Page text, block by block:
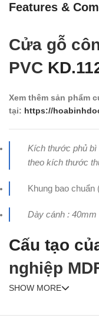
Features &
Cửa gỗ
PVC
Xem thêm sản phẩm
tại: https://
Kích thước phủ bì
theo kích thước
Khung bao chuẩn
Dày cánh : 40mm
Cấu tạo
nghiệp
SHOW MORE